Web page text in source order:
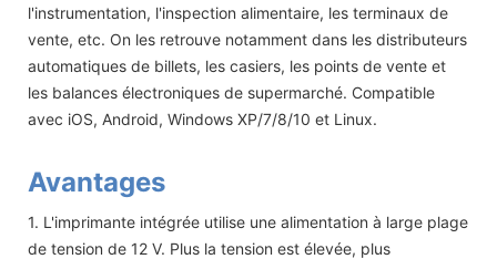
l'instrumentation, l'inspection alimentaire, les terminaux de
vente, etc. On les retrouve notamment dans les distributeurs
automatiques de billets, les casiers, les points de vente et
les balances électroniques de supermarché. Compatible
avec iOS, Android, Windows XP/7/8/10 et Linux.
Avantages
1. L'imprimante intégrée utilise une alimentation à large plage
de tension de 12 V. Plus la tension est élevée, plus